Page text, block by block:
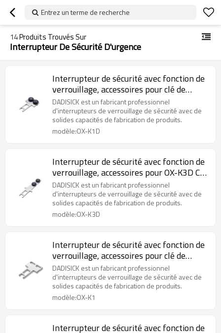
Entrez un terme de recherche
14Produits Trouvés Sur
Interrupteur De Sécurité D'urgence
Interrupteur de sécurité avec fonction de
verrouillage, accessoires pour clé de
commande en T OX-K1D avec coussin
DADISICK est un fabricant professionnel
d'interrupteurs de verrouillage de sécurité avec de
solides capacités de fabrication de produits.
modèle:OX-K1D
Interrupteur de sécurité avec fonction de
verrouillage, accessoires pour OX-K3D Clé
de commande longue en T avec coussin
DADISICK est un fabricant professionnel
d'interrupteurs de verrouillage de sécurité avec de
solides capacités de fabrication de produits.
modèle:OX-K3D
Interrupteur de sécurité avec fonction de
verrouillage, accessoires pour clé de
commande en T OX-K1
DADISICK est un fabricant professionnel
d'interrupteurs de verrouillage de sécurité avec de
solides capacités de fabrication de produits.
modèle:OX-K1
Interrupteur de sécurité avec fonction de